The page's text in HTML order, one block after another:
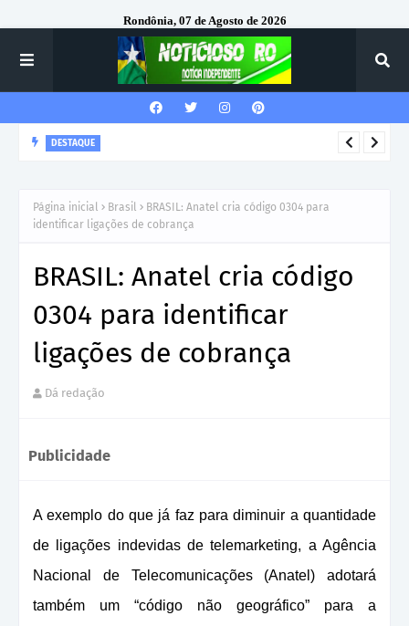
Rondônia, 07 de Agosto de 2026
DESTAQUE
Página inicial Brasil
BRASIL: Anatel cria código 0304 para
identificar ligações de cobrança
BRASIL: Anatel cria código
0304 para identificar
ligações de cobrança
Dá redação
Publicidade
A exemplo do que já faz para diminuir a quantidade
de ligações indevidas de telemarketing, a Agência
Nacional de Telecomunicações (Anatel) adotará
também um “código não geográfico” para a